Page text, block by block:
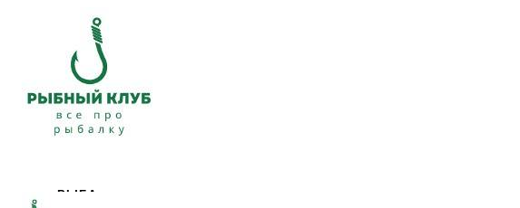
РЫБА